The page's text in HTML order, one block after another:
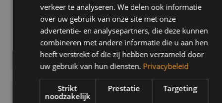
Vaste instructeur
Nu direct inschrijven
Tarieven
verkeer te analyseren. We delen ook informatie
over uw gebruik van onze site met onze
advertentie- en analysepartners, die deze kunnen
combineren met andere informatie die u aan hen
heeft verstrekt of die zij hebben verzameld door
uw gebruik van hun diensten. Privacybeleid
Strikt
noodzakelijk
Prestatie Targeting